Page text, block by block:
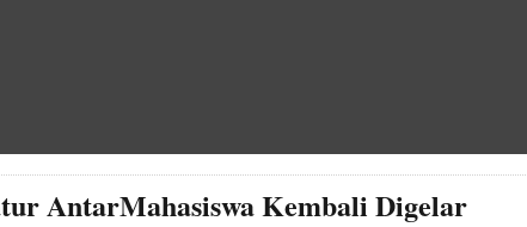
AntarMahasiswa Kembali Digelar